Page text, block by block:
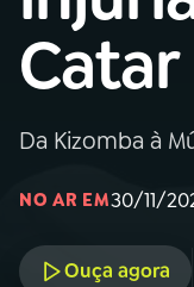
04
05PODCASTS
07ÚLTIMAS
Catar
Da Kizomba à
NO AR EM30/11/
Ouça agora